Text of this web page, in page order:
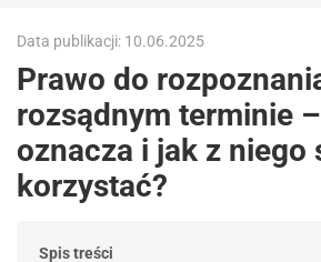
Data publikacji: 10.06.2025
Prawo do
rozsądnym terminie
oznacza i jak z niego
korzystać?
Spis treści